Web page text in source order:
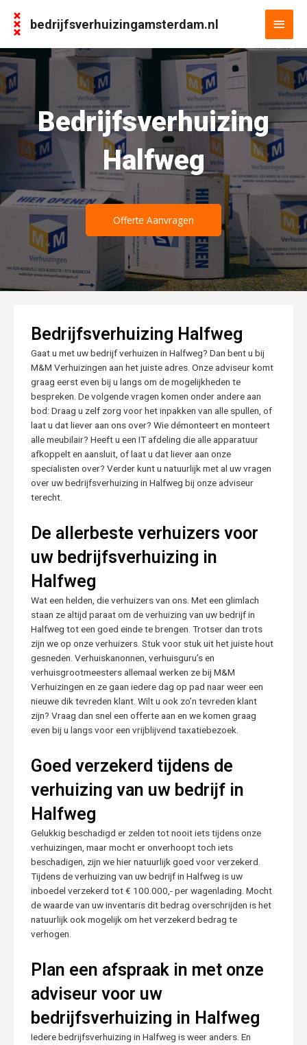
bedrijfsverhuizingamsterdam.nl
Bedrijfsverhuizing
Halfweg
Offerte Aanvragen
Bedrijfsverhuizing Halfweg
Gaat u met uw bedrijf verhuizen in Halfweg? Dan bent u bij
M&M Verhuizingen aan het juiste adres. Onze adviseur komt
graag eerst even bij u langs om de mogelijkheden te
bespreken. De volgende vragen komen onder andere aan
bod: Draag u zelf zorg voor het inpakken van alle spullen, of
laat u dat liever aan ons over? Wie démonteert en monteert
alle meubilair? Heeft u een IT afdeling die alle apparatuur
afkoppelt en aansluit, of laat u dat liever aan onze
specialisten over? Verder kunt u natuurlijk met al uw vragen
over uw bedrijfsverhuizing in Halfweg bij onze adviseur
terecht.
De allerbeste verhuizers voor
uw bedrijfsverhuizing in
Halfweg
Wat een helden, die verhuizers van ons. Met een glimlach
staan ze altijd paraat om de verhuizing van uw bedrijf in
Halfweg tot een goed einde te brengen. Trotser dan trots
zijn we op onze verhuizers. Stuk voor stuk uit het juiste hout
gesneden. Verhuiskanonnen, verhuisguru’s en
verhuisgrootmeesters allemaal werken ze bij M&M
Verhuizingen en ze gaan iedere dag op pad naar weer een
nieuwe dik tevreden klant. Wilt u ook zo’n tevreden klant
zijn? Vraag dan snel een offerte aan en we komen graag
even bij u langs voor een vrijblijvend taxatiebezoek.
Goed verzekerd tijdens de
verhuizing van uw bedrijf in
Halfweg
Gelukkig beschadigd er zelden tot nooit iets tijdens onze
verhuizingen, maar mocht er onverhoopt toch iets
beschadigen, zijn we hier natuurlijk goed voor verzekerd.
Tijdens de verhuizing van uw bedrijf in Halfweg is uw
inboedel verzekerd tot € 100.000,- per wagenlading. Mocht
de waarde van uw inventaris dit bedrag overschrijden is het
natuurlijk ook mogelijk om het verzekerd bedrag te
verhogen.
Plan een afspraak in met onze
adviseur voor uw
bedrijfsverhuizing in Halfweg
Iedere bedrijfsverhuizing in Halfweg is weer anders. En